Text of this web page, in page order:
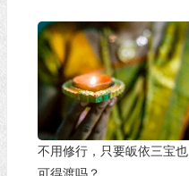
不用修行，只要皈依三宝也